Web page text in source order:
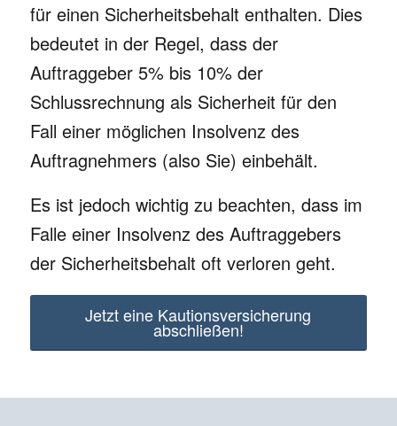
für einen Sicherheitsbehalt enthalten. Dies
bedeutet in der Regel, dass der
Auftraggeber 5% bis 10% der
Schlussrechnung als Sicherheit für den
Fall einer möglichen Insolvenz des
Auftragnehmers (also Sie) einbehält.
Es ist jedoch wichtig zu beachten, dass im
Falle einer Insolvenz des Auftraggebers
der Sicherheitsbehalt oft verloren geht.
Jetzt eine Kautionsversicherung
abschließen!